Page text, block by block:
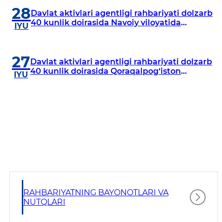
28
IYU
Davlat aktivlari agentligi rahbariyati dolzarb
40 kunlik doirasida Navoiy viloyatida
27
IYU
Davlat aktivlari agentligi rahbariyati dolzarb
40 kunlik doirasida Qoraqalpog‘iston
RAHBARIYATNING BAYONOTLARI VA
NUTQLARI